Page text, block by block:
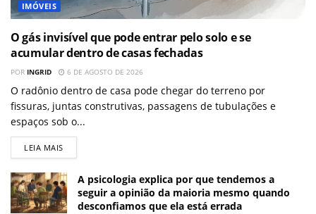
IMÓVEIS
O gás invisível que pode entrar pelo solo e se
acumular dentro de casas fechadas
POR INGRID 6 DE AGOSTO DE 2026
O radônio dentro de casa pode chegar do terreno por
fissuras, juntas construtivas, passagens de tubulações e
espaços sob o...
LEIA MAIS
A psicologia explica por que tendemos a
seguir a opinião da maioria mesmo quando
desconfiamos que ela está errada